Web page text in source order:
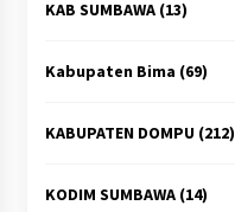
KAB SUMBAWA(13)
Kabupaten Bima (69)
KABUPATEN DOMPU(212)
KODIM SUMBAWA(14)